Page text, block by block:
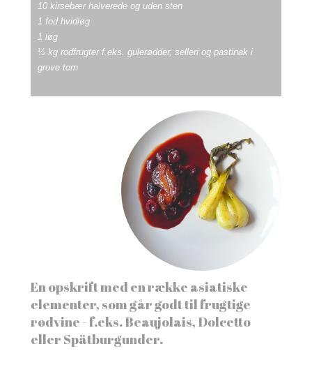
10 kirsebær halverede og uden sten
1 fed hvidløg
1 løg
½ kg rodfrugter f.eks. gulerødder, selleri og pastinak i
grove tern
En opskrift med en række asiatiske
elementer, som går godt til frugtige
rødvine - f.eks. Beaujolais, Dolcetto
eller Spätburgunder.